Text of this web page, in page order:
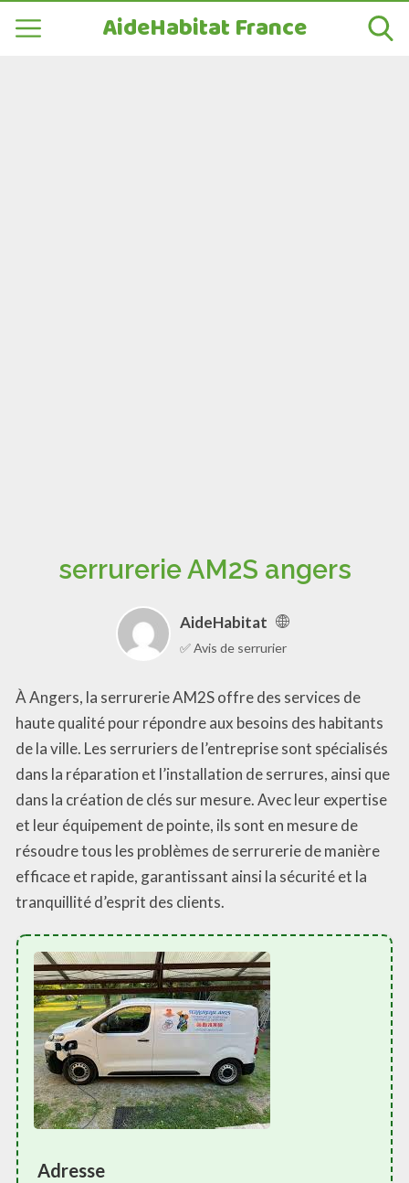
AideHabitat France
serrurerie AM2S angers
AideHabitat
✅ Avis de serrurier
À Angers, la serrurerie AM2S offre des services de
haute qualité pour répondre aux besoins des habitants
de la ville. Les serruriers de l’entreprise sont spécialisés
dans la réparation et l’installation de serrures, ainsi que
dans la création de clés sur mesure. Avec leur expertise
et leur équipement de pointe, ils sont en mesure de
résoudre tous les problèmes de serrurerie de manière
efficace et rapide, garantissant ainsi la sécurité et la
tranquillité d’esprit des clients.
Adresse